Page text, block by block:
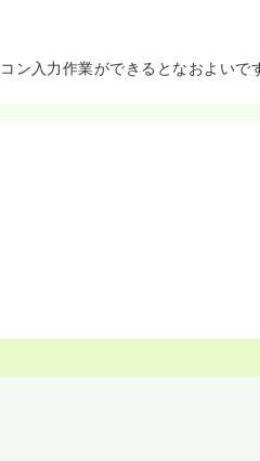
ン入力作業ができるとなおよいで